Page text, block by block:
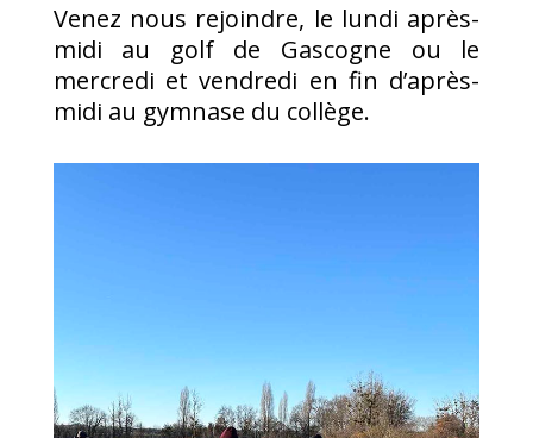
Venez nous rejoindre, le lundi après-
midi au golf de Gascogne ou le
mercredi et vendredi en fin d’après-
midi au gymnase du collège.